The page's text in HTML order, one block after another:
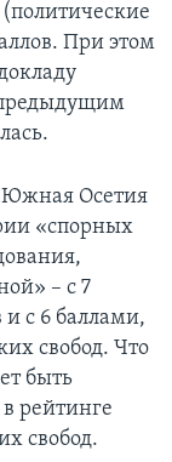
При этом
Южная Осетия
«спорных
– с 7
с 6 баллами,
свобод. Что
быть
рейтинге
свобод.